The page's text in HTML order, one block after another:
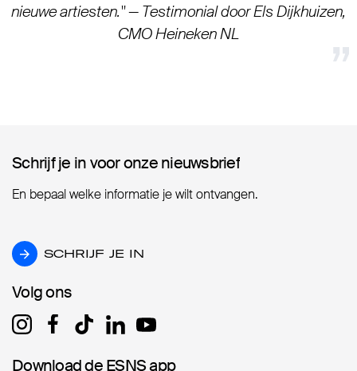
nieuwe artiesten." — Testimonial door Els Dijkhuizen,
CMO Heineken NL
Schrijf je in voor onze nieuwsbrief
Schrijf je in voor onze nieuwsbrief
En bepaal welke informatie je wilt ontvangen.
SCHRIJF JE IN
SCHRIJF JE IN
Volg ons
Volg ons
Download de ESNS app
Download de ESNS app